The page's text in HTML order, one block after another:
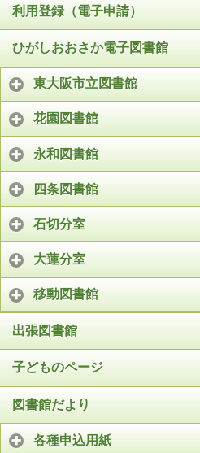
利用登録（電子申請）
ひがしおおさか電子図書館
東大阪市立図書館
花園図書館
永和図書館
四条図書館
石切分室
大蓮分室
移動図書館
出張図書館
子どものページ
図書館だより
各種申込用紙